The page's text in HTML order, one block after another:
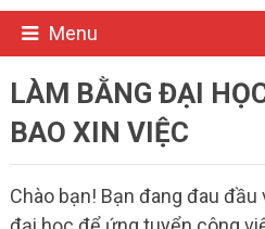
Menu
LÀM BẰNG ĐẠI
BAO XIN VIỆC
Chào bạn! Bạn đang đau